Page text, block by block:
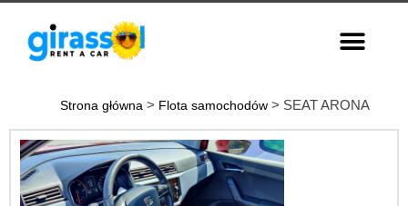
Strona główna > Flota samochodów> SEAT ARONA